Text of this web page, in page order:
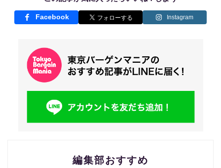
Facebook Instagram
編集部おすすめ